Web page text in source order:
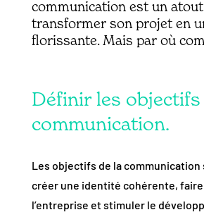
communication est un
transformer son projet en
florissante. Mais par où
Définir les objectifs
communication.
Les objectifs de la communication
créer une identité cohérente,
l’entreprise et stimuler le